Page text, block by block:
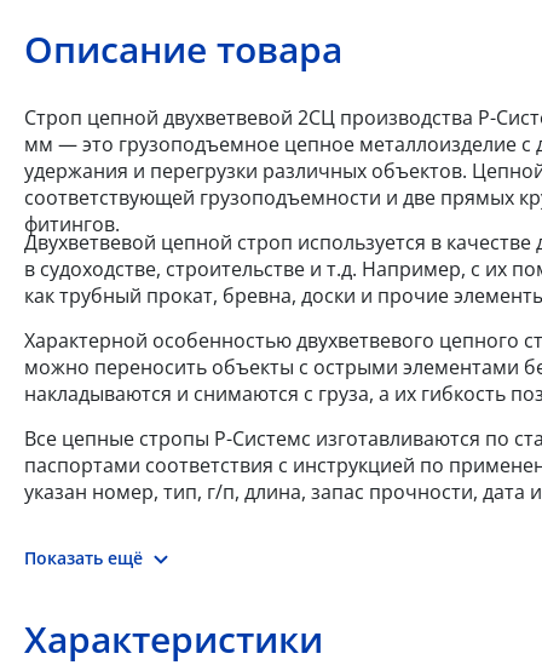
Описание товара
Строп цепной двухветвевой 2СЦ производства Р-
мм — это грузоподъемное цепное металлоизделие
удержания и перегрузки различных объектов.
соответствующей грузоподъемности и две прямых
фитингов.
Двухветвевой цепной строп используется в
в судоходстве, строительстве и т.д. Например, с
как трубный прокат, бревна, доски и прочие
Характерной особенностью двухветвевого цепного
можно переносить объекты с острыми элементами
накладываются и снимаются с груза, а их гибкость
Все цепные стропы Р-Системс изготавливаются по
паспортами соответствия с инструкцией по
указан номер, тип, г/п, длина, запас прочности,
Показать ещё
Характеристики